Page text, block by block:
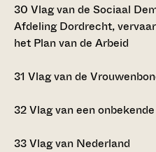
30 Vlag van de Sociaal
Afdeling Dordrecht,
het Plan van de Arbeid
31 Vlag van de
32Vlag van een
33Vlag van Nederland